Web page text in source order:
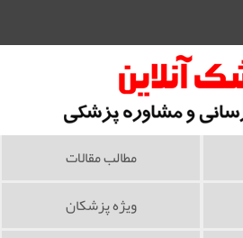
مطالب مقالات
ویژه پزشکان